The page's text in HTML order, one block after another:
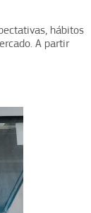
hábitos
A partir